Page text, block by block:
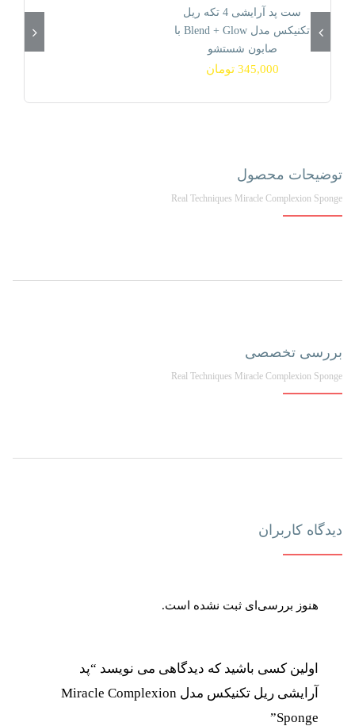
موجود نیست!
ست پد آرایشی 4 تکه ریل
تکنیکس مدل Blend + Glow با
صابون شستشو
345,000 تومان
توضیحات محصول
Real Techniques Miracle Complexion Sponge
بررسی تخصصی
Real Techniques Miracle Complexion Sponge
دیدگاه کاربران
هنوز بررسی‌ای ثبت نشده است.
اولین کسی باشید که دیدگاهی می نویسد “پد
آرایشی ریل تکنیکس مدل Miracle Complexion
Sponge”